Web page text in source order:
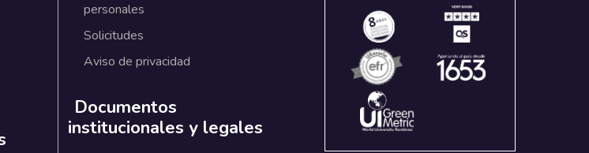
personales
Solicitudes
Aviso de privacidad
Documentos
institucionales y legales